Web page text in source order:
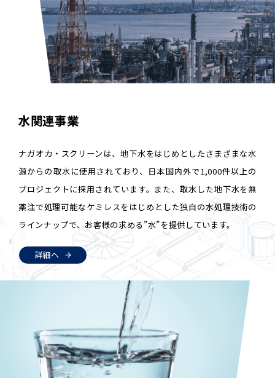
水関連事業
ナガオカ・スクリーンは、地下水をはじめとしたさまざまな水
源からの取水に使用されており、日本国内外で1,000件以上の
プロジェクトに採用されています。また、取水した地下水を無
薬注で処理可能なケミレスをはじめとした独自の水処理技術の
ラインナップで、お客様の求める”水”を提供しています。
詳細へ